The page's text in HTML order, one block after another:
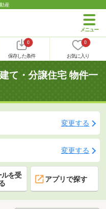
産
0
保存した条件
0
お気に入り
て・分譲住宅 物件一
変更する
変更する
ルを受
アプリで探す